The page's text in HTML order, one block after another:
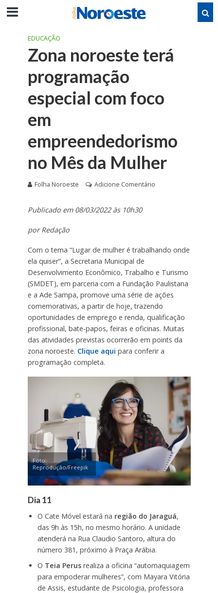
EDUCAÇÃO
Zona noroeste terá
programação
especial com foco
em
empreendedorismo
no Mês da Mulher
Folha Noroeste Adicione Comentário
Publicado em 08/03/2022 às 10h30
por Redação
Com o tema “Lugar de mulher é trabalhando onde
ela quiser”, a Secretaria Municipal de
Desenvolvimento Econômico, Trabalho e Turismo
(SMDET), em parceria com a Fundação Paulistana
e a Ade Sampa, promove uma série de ações
comemorativas, a partir de hoje, trazendo
oportunidades de emprego e renda, qualificação
profissional, bate-papos, feiras e oficinas. Muitas
das atividades previstas ocorrerão em points da
zona noroeste. Clique aqui para conferir a
programação completa.
Foto:
Reprodução/Freepik
Dia 11
O Cate Móvel estará na região do Jaraguá,
das 9h às 15h, no mesmo horário. A unidade
atenderá na Rua Claudio Santoro, altura do
número 381, próximo à Praça Arábia.
O Teia Perusrealiza a oficina “automaquiagem
para empoderar mulheres”, com Mayara Vitória
de Assis, estudante de Psicologia, professora